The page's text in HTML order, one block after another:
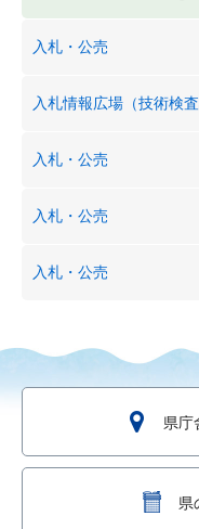
入札・公売
入札情報広場（技術検査
入札・公売
入札・公売
入札・公売
県庁
県